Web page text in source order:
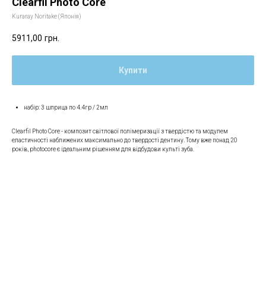
Kuraray Noritake (Японія)
5911,00 грн.
Купити
набір: 3 шприца по 4.4гр / 2мл
Clearfil Photo Core - композит світлової полімеризації з твердістю та модулем
еластичності наближених максимально до твердості дентину. Тому вже понад 20
років, photocore є ідеальним рішенням для відбудови культі зуба.